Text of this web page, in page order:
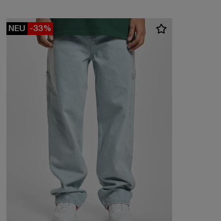
NEU -33%